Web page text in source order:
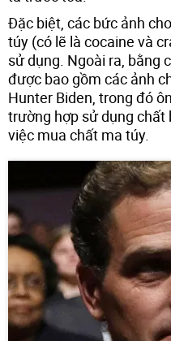
Đặc biệt, các bức ảnh
túy (có lẽ là cocaine và
sử dụng. Ngoài ra, bằng
được bao gồm các ảnh
Hunter Biden, trong đó
trường hợp sử dụng
việc mua chất ma túy.